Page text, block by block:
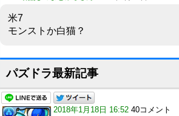
米7
モンストか白猫？
パズドラ最新記事
2018年1月18日 16:52 40コメント